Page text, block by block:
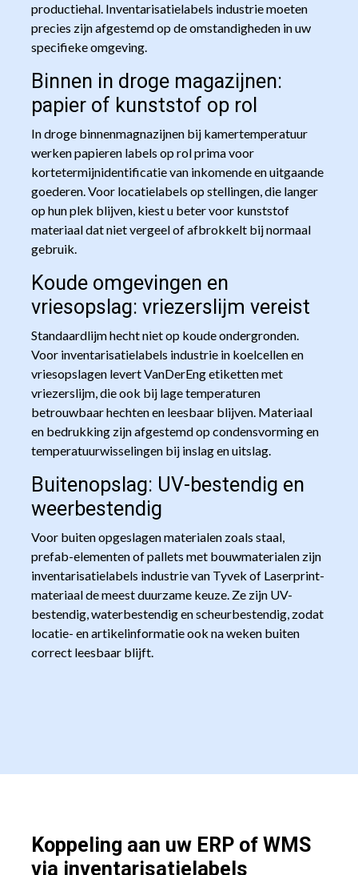
productiehal. Inventarisatielabels industrie moeten
precies zijn afgestemd op de omstandigheden in uw
specifieke omgeving.
Binnen in droge magazijnen:
papier of kunststof op rol
In droge binnenmagnazijnen bij kamertemperatuur
werken papieren labels op rol prima voor
kortetermijnidentificatie van inkomende en uitgaande
goederen. Voor locatielabels op stellingen, die langer
op hun plek blijven, kiest u beter voor kunststof
materiaal dat niet vergeel of afbrokkelt bij normaal
gebruik.
Koude omgevingen en
vriesopslag: vriezerslijm vereist
Standaardlijm hecht niet op koude ondergronden.
Voor inventarisatielabels industrie in koelcellen en
vriesopslagen levert VanDerEng etiketten met
vriezerslijm, die ook bij lage temperaturen
betrouwbaar hechten en leesbaar blijven. Materiaal
en bedrukking zijn afgestemd op condensvorming en
temperatuurwisselingen bij inslag en uitslag.
Buitenopslag: UV-bestendig en
weerbestendig
Voor buiten opgeslagen materialen zoals staal,
prefab-elementen of pallets met bouwmaterialen zijn
inventarisatielabels industrie van Tyvek of Laserprint-
materiaal de meest duurzame keuze. Ze zijn UV-
bestendig, waterbestendig en scheurbestendig, zodat
locatie- en artikelinformatie ook na weken buiten
correct leesbaar blijft.
Koppeling aan uw ERP of WMS
via inventarisatielabels